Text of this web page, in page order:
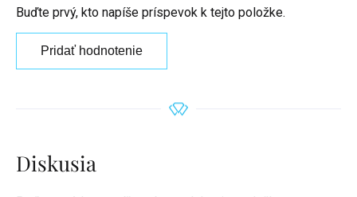
Buďte prvý, kto napíše príspevok k tejto položke.
Pridať hodnotenie
Diskusia